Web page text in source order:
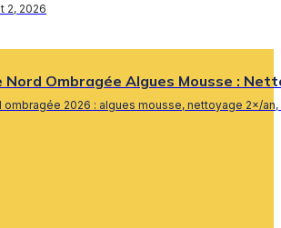
2, 2026
Nord Ombragée Algues Mousse :
ombragée 2026 : algues mousse, nettoyage 2×/